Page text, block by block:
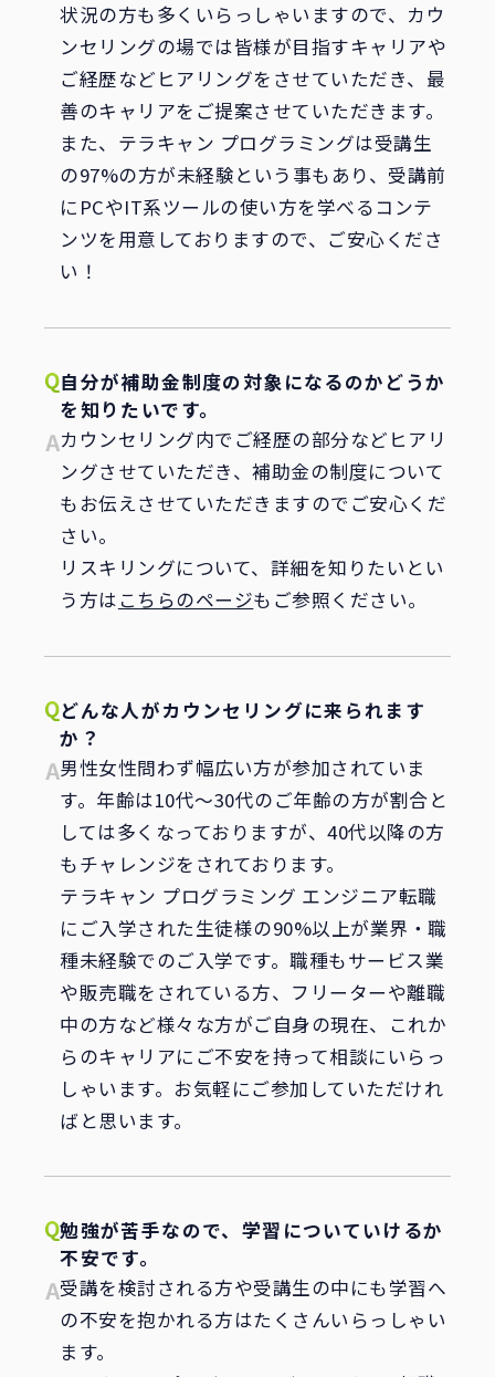
状況の方も多くいらっしゃいますので、カウ
ンセリングの場では皆様が目指すキャリアや
ご経歴などヒアリングをさせていただき、最
善のキャリアをご提案させていただきます。
また、テラキャン プログラミングは受講生
の97%の方が未経験という事もあり、受講前
にPCやIT系ツールの使い方を学べるコンテ
ンツを用意しておりますので、ご安心くださ
い！
自分が補助金制度の対象になるのかどうか
を知りたいです。
カウンセリング内でご経歴の部分などヒアリ
ングさせていただき、補助金の制度について
もお伝えさせていただきますのでご安心くだ
さい。
リスキリングについて、詳細を知りたいとい
う方は こちらのページもご参照ください。
どんな人がカウンセリングに来られます
か？
男性女性問わず幅広い方が参加されていま
す。年齢は10代～30代のご年齢の方が割合と
しては多くなっておりますが、40代以降の方
もチャレンジをされております。
テラキャン プログラミング エンジニア転職
にご入学された生徒様の90%以上が業界・職
種未経験でのご入学です。職種もサービス業
や販売職をされている方、フリーターや離職
中の方など様々な方がご自身の現在、これか
らのキャリアにご不安を持って相談にいらっ
しゃいます。お気軽にご参加していただけれ
ばと思います。
勉強が苦手なので、学習についていけるか
不安です。
受講を検討される方や受講生の中にも学習へ
の不安を抱かれる方はたくさんいらっしゃい
ます。